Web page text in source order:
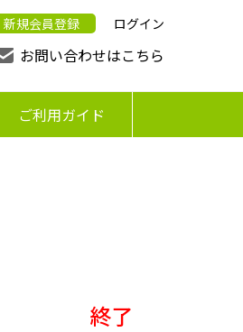
新規会員登録 ログイン
お問い合わせはこちら
ご利用ガイド
終了